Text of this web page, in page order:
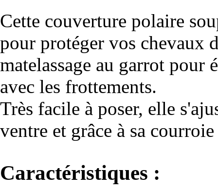
Cette couverture polaire
pour protéger vos chevaux
matelassage au garrot pour
avec les frottements.
Très facile à poser, elle
ventre et grâce à sa
Caractéristiques :